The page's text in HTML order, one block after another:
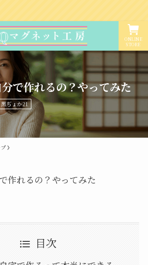
ONLINE
STORE
で作れるの？やってみた
黒ぢょか21
作れるの？やってみた
目次